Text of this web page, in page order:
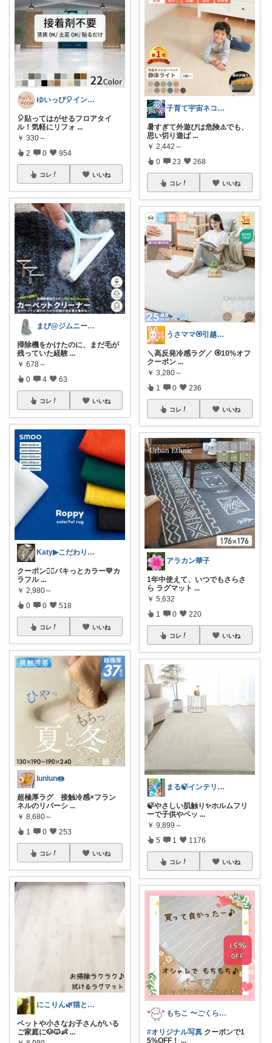
ゆいっぴ🎈インテリアとファッション
🎈貼ってはがせるフロアタイ
ル！気軽にリフォ ...
￥ 330～
2 0 954
コレ いいね
まび@ジムニー通勤🚗働き女子
掃除機をかけたのに、まだ毛が
残っていた経験 ...
￥ 678～
0 4 63
コレ いいね
Katy▶︎こだわりとプチプラ🕯
クーポン❤️‍🔥パキっとカラー💛カ
ラフル...
￥ 2,980～
0 0 518
コレ いいね
lunlun🍩
超極厚ラグ 接触冷感×フラン
ネルのリバーシ ...
￥ 8,680～
1 0 253
コレ いいね
にこりん🌿猫と暮らす主婦のROOM😹
ペットや小さなお子さんがいる
ご家庭に🐶🐱👶 ...
子育て宇宙ネコ🐈育児日用品ROOM🏠
暑すぎて外遊びは危険⚠️でも、
思い切り遊ば ...
￥ 2,442～
0 23 268
コレ いいね
うさママ🏵️引越ギフト&ごみ箱＆収納
＼高反発冷感ラグ／ 🏵️10%オフ
クーポン ...
￥ 3,280～
1 0 236
コレ いいね
アラカン華子
1年中使えて、いつでもさらさ
ら ラグマット ...
￥ 5,632
1 0 220
コレ いいね
まる🍃インテリア×くらし
🍃やさしい肌触り✨ホルムフリ
ーで子供やペッ ...
￥ 9,899～
5 1 1176
コレ いいね
もちこ 〜ごくらく＆かわいい生活♪
#オリジナル写真 クーポンで1
5%OFF！ ...